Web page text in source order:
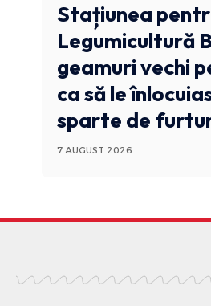
Stațiunea
Legumicultură
geamuri vechi
ca să le
sparte de
7 AUGUST 2026